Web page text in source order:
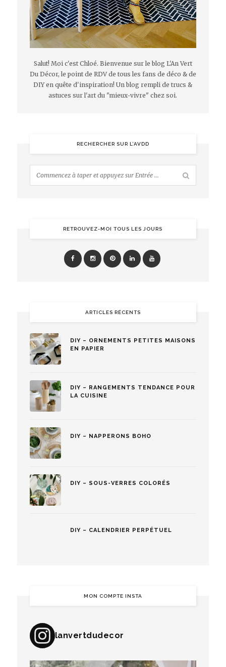
Salut! Moi c'est Chloé. Bienvenue sur le blog L'An Vert
Du Décor, le point de RDV de tous les fans de déco & de
DIY en quête d'inspiration! Un blog rempli de trucs &
astuces sur l'art du "mieux-vivre" chez soi.
RECHERCHER SUR L’AVDD
RETROUVEZ-MOI TOUS LES JOURS
ARTICLES RÉCENTS
DIY – ORNEMENTS PETITES MAISONS
EN PAPIER
DIY – RANGEMENTS TENDANCE POUR
LA CUISINE
DIY – NAPPERONS BOHO
DIY – SOUS-VERRES COLORÉS
DIY – CALENDRIER PERPÉTUEL
MON COMPTE INSTA
lanvertdudecor